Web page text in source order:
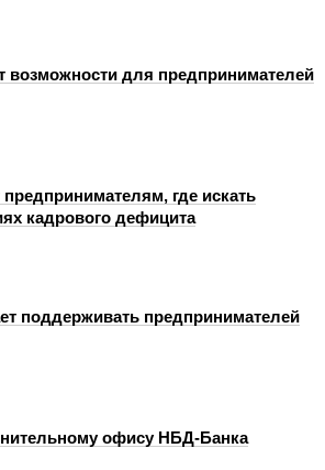
возможности для предпринимателей
где искать
кадрового дефицита
поддерживать предпринимателей
офису НБД-Банка